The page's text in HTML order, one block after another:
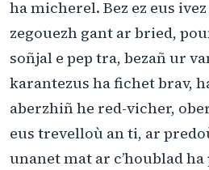
ha micherel. Bez ez eus
zegouezh gant ar bried,
soñjal e pep tra, bezañ ur
karantezus ha fichet brav,
aberzhiñ he red-vicher,
eus trevelloù an ti, ar
unanet mat ar c’houblad ha